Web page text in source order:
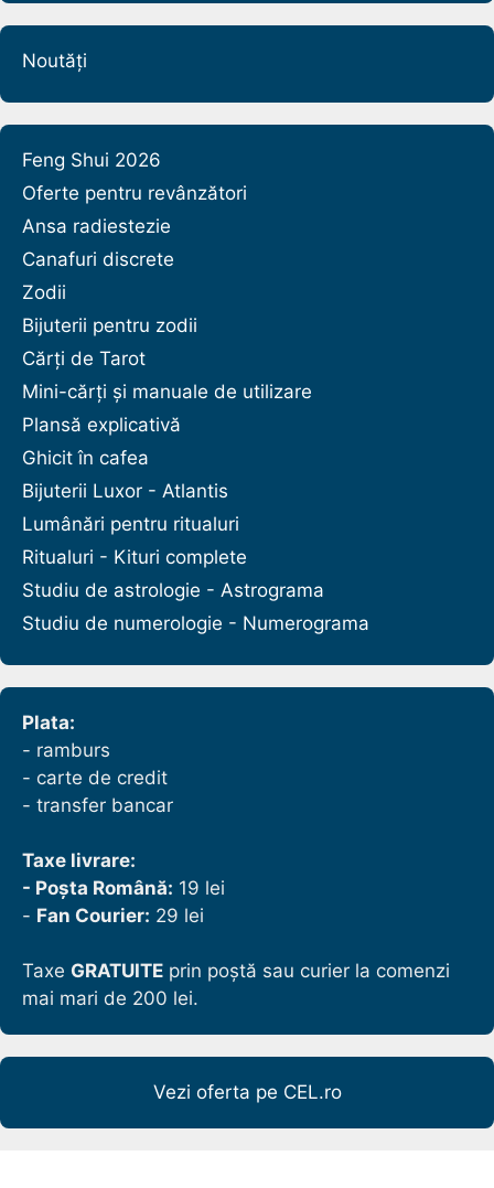
Noutăți
Feng Shui 2026
Oferte pentru revânzători
Ansa radiestezie
Canafuri discrete
Zodii
Bijuterii pentru zodii
Cărți de Tarot
Mini-cărți și manuale de utilizare
Plansă explicativă
Ghicit în cafea
Bijuterii Luxor - Atlantis
Lumânări pentru ritualuri
Ritualuri - Kituri complete
Studiu de astrologie - Astrograma
Studiu de numerologie - Numerograma
Plata:
- ramburs
- carte de credit
- transfer bancar
Taxe livrare:
- Poșta Română: 19 lei
- Fan Courier: 29 lei
Taxe GRATUITE prin poștă sau curier la comenzi
mai mari de 200 lei.
Vezi oferta pe CEL.ro